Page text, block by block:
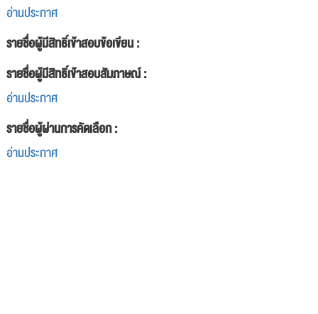
อ่านประกาศ
รายชื่อผู้มีสิทธิ์เข้าสอบข้อเขียน :
รายชื่อผู้มีสิทธิ์เข้าสอบสัมภาษณ์ :
อ่านประกาศ
รายชื่อผู้ผ่านการคัดเลือก :
อ่านประกาศ